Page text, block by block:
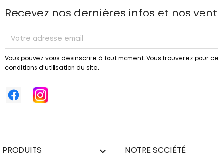
Recevez nos dernières infos et nos
Vous pouvez vous désinscrire à tout moment. Vous trouverez pour
conditions d'utilisation du site.
PRODUITS  NOTRE SOCIÉTÉ